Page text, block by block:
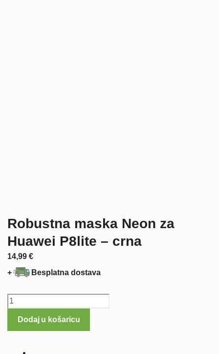
Robustna maska Neon za
Huawei P8lite – crna
14,99 €
+
Besplatna dostava
Robustna
Neon
Dodaj u košaricu